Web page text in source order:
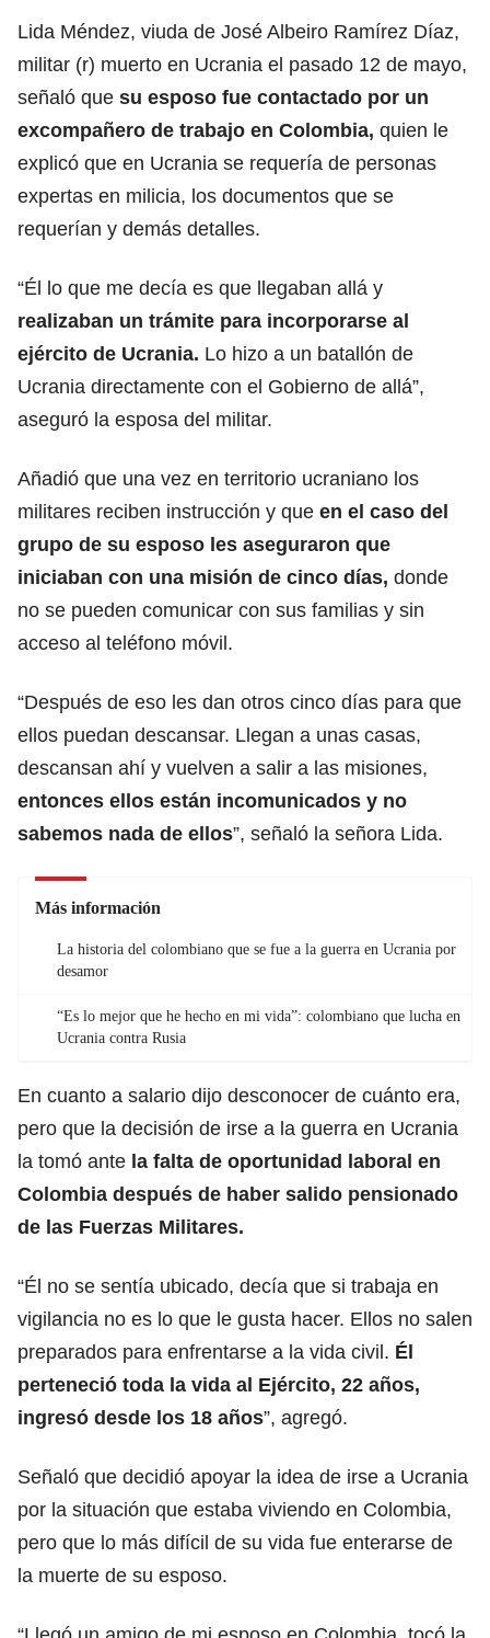
Lida Méndez, viuda de José Albeiro Ramírez Díaz,
militar (r) muerto en Ucrania el pasado 12 de mayo,
señaló que su esposo fue contactado por un
excompañero de trabajo en Colombia, quien le
explicó que en Ucrania se requería de personas
expertas en milicia, los documentos que se
requerían y demás detalles.
“Él lo que me decía es que llegaban allá y
realizaban un trámite para incorporarse al
ejército de Ucrania. Lo hizo a un batallón de
Ucrania directamente con el Gobierno de allá”,
aseguró la esposa del militar.
Añadió que una vez en territorio ucraniano los
militares reciben instrucción y que en el caso del
grupo de su esposo les aseguraron que
iniciaban con una misión de cinco días, donde
no se pueden comunicar con sus familias y sin
acceso al teléfono móvil.
“Después de eso les dan otros cinco días para que
ellos puedan descansar. Llegan a unas casas,
descansan ahí y vuelven a salir a las misiones,
entonces ellos están incomunicados y no
sabemos nada de ellos”, señaló la señora Lida.
Más información
La historia del colombiano que se fue a la guerra en Ucrania por
desamor
“Es lo mejor que he hecho en mi vida”: colombiano que lucha en
Ucrania contra Rusia
En cuanto a salario dijo desconocer de cuánto era,
pero que la decisión de irse a la guerra en Ucrania
la tomó ante la falta de oportunidad laboral en
Colombia después de haber salido pensionado
de las Fuerzas Militares.
“Él no se sentía ubicado, decía que si trabaja en
vigilancia no es lo que le gusta hacer. Ellos no salen
preparados para enfrentarse a la vida civil. Él
perteneció toda la vida al Ejército, 22 años,
ingresó desde los 18 años”, agregó.
Señaló que decidió apoyar la idea de irse a Ucrania
por la situación que estaba viviendo en Colombia,
pero que lo más difícil de su vida fue enterarse de
la muerte de su esposo.